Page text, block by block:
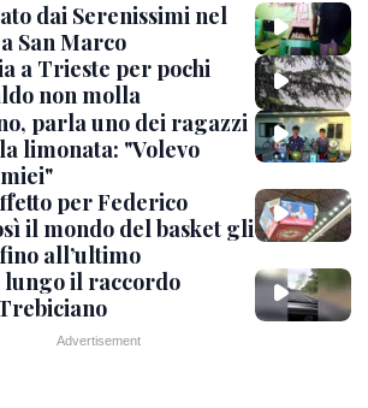
dai Serenissimi nel
San Marco
a Trieste per pochi
non molla
parla uno dei ragazzi
limonata: "Volevo
per Federico
il mondo del basket gli
all’ultimo
lungo il raccordo